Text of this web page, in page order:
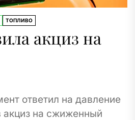
ТОПЛИВО
акциз на
ответил на давление
акциз на сжиженный